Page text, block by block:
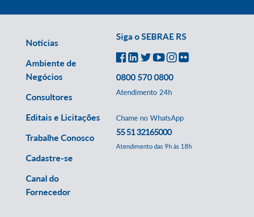
Notícias
Ambiente de
Negócios
Consultores
Editais e Licitações
Trabalhe Conosco
Cadastre-se
Canal do
Fornecedor
Siga o SEBRAE RS
0800 570 0800
Atendimento 24h
Chame no WhatsApp
55 51 32165000
Atendimento das 9h às 18h